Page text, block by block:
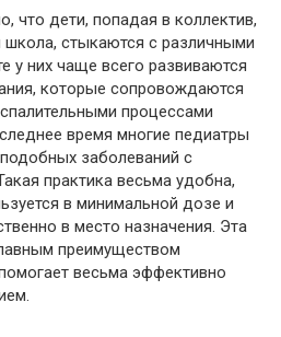
что дети, попадая в коллектив,
школа, стыкаются с различными
у них чаще всего развиваются
которые сопровождаются
процессами
время многие педиатры
заболеваний с
практика весьма удобна,
в минимальной дозе и
в место назначения. Эта
преимуществом
весьма эффективно